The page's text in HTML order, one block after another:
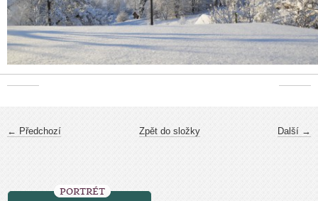
← Předchozí Další →
Zpět do složky
PORTRÉT